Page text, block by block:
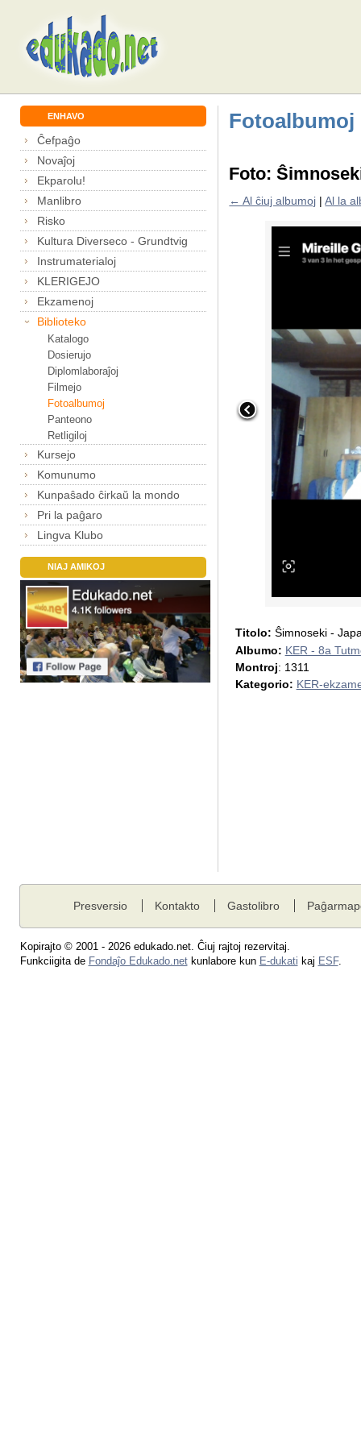
ENHAVO
Ĉefpaĝo
Novaĵoj
Ekparolu!
Manlibro
Risko
Kultura Diverseco - Grundtvig
Instrumaterialoj
KLERIGEJO
Ekzamenoj
Biblioteko
Katalogo
Dosierujo
Diplomlaboraĵoj
Filmejo
Fotoalbumoj
Panteono
Retligiloj
Kursejo
Komunumo
Kunpaŝado ĉirkaŭ la mondo
Pri la paĝaro
Lingva Klubo
NIAJ AMIKOJ
Fotoalbumoj
Foto:
← Al ĉiuj albumoj |Al la
Titolo: Ŝimnoseki -
Albumo: KER - 8a
Montroj: 1311
Kategorio: KER-
Presversio Kontakto Gastolibro
Kopirajto © 2001 - 2026 edukado.net. Ĉiuj rajtoj rezervitaj.
Funkciigita de Fondaĵo Edukado.netkunlabore kun E-dukati kaj ESF.